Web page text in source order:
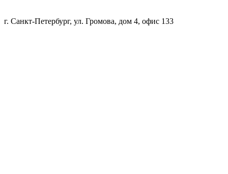
г. Санкт-Петербург, ул. Громова, дом 4, офис 133